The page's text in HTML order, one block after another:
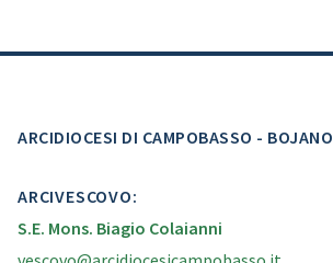
ARCIDIOCESI DI CAMPOBASSO - BOJANO
ARCIVESCOVO:
S.E. Mons. Biagio Colaianni